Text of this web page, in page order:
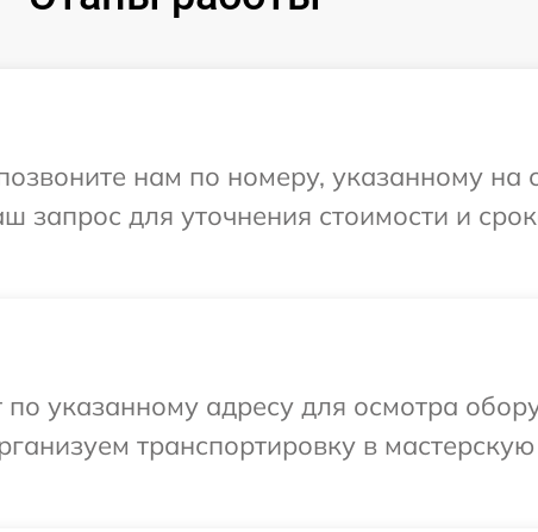
нам по номеру, указанному на
запрос для уточнения стоимости и
указанному адресу для осмотра
транспортировку в